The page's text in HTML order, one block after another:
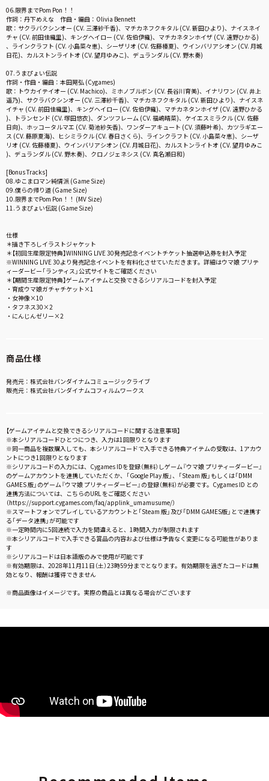
06.限界までPom Pon！！
作詞：丹下めえな 作曲・編曲：Olivia Bennett
歌：サクラバクシンオー (CV. 三澤紗千香)、マチカネフクキタル (CV. 新田ひより)、ナイスネイ
チャ (CV. 前田佳織里)、キングヘイロー (CV. 佐伯伊織)、マチカネタンホイザ (CV. 遠野ひかる)
、ラインクラフト (CV. 小島菜々恵)、シーザリオ (CV. 佐藤榛夏)、ウインバリアシオン (CV. 月城
日花)、カルストンライトオ (CV. 望月ゆみこ)、デュランダル (CV. 野木奏)
07.うまぴょい伝説
作詞・作曲・編曲：本田晃弘 (Cygames)
歌：トウカイテイオー (CV. Machico)、ミホノブルボン (CV. 長谷川育美)、イナリワン (CV. 井上
遥乃)、サクラバクシンオー (CV. 三澤紗千香)、マチカネフクキタル (CV. 新田ひより)、ナイスネ
イチャ (CV. 前田佳織里)、キングヘイロー (CV. 佐伯伊織)、マチカネタンホイザ (CV. 遠野ひかる
)、トランセンド (CV. 塚田悠衣)、ダンツフレーム (CV. 福嶋晴菜)、ケイエスミラクル (CV. 佐藤
日向)、ホッコータルマエ (CV. 菊池紗矢香)、ワンダーアキュート (CV. 須藤叶希)、カツラギエー
ス (CV. 藤原夏海)、ヒシミラクル (CV. 春日さくら)、ラインクラフト (CV. 小島菜々恵)、シーザ
リオ (CV. 佐藤榛夏)、ウインバリアシオン (CV. 月城日花)、カルストンライトオ (CV. 望月ゆみこ
)、デュランダル (CV. 野木奏)、クロノジェネシス (CV. 真名瀬日和)
[Bonus Tracks]
08.ゆこまロマン純情派 (Game Size)
09.僕らの帰り道 (Game Size)
10.限界までPom Pon！！ (MV Size)
11.うまぴょい伝説 (Game Size)
仕様
＊描き下ろしイラストジャケット
＊【初回生産限定特典】WINNING LIVE 30発売記念イベントチケット抽選申込券を封入予定
※WINNING LIVE 30より発売記念イベントを有料化させていただきます。詳細はウマ娘 プリテ
ィーダービー「ランティス」公式サイトをご確認ください
＊【期間生産限定特典】ゲームアイテムと交換できるシリアルコードを封入予定
・育成ウマ娘ガチャチケット×1
・女神像×10
・タフネス30×2
・にんじんゼリー×2
商品仕様
発売元：株式会社バンダイナムコミュージックライブ
販売元：株式会社バンダイナムコフィルムワークス
【ゲームアイテムと交換できるシリアルコードに関する注意事項】
※本シリアルコードひとつにつき、入力は1回限りとなります
※同一商品を複数購入しても、本シリアルコードで入手できる特典アイテムの受取は、1アカウ
ントにつき1回限りとなります
※シリアルコードの入力には、Cygames IDを登録（無料）しゲーム『ウマ娘 プリティーダービー』
のゲームアカウントを連携していただくか、「Google Play 版」、「Steam 版」もしくは「DMM
GAMES 版」のゲーム『ウマ娘 プリティーダービー』の登録（無料）が必要です。Cygames ID との
連携方法については、こちらのURL をご確認ください
（https://support.cygames.com/faq/applink_umamusume/）
※スマートフォンでプレイしているアカウントと「Steam 版」及び「DMM GAMES版」とで連携す
る「データ連携」が可能です
※一定時間内に5回連続で入力を間違えると、1時間入力が制限されます
※本シリアルコードで入手できる賞品の内容および仕様は予告なく変更になる可能性がありま
す
※シリアルコードは日本語版のみで使用が可能です
※有効期限は、2028年11月11日（土）23時59分までとなります。有効期限を過ぎたコードは無
効となり、報酬は獲得できません
※商品画像はイメージです。実際の商品とは異なる場合がございます